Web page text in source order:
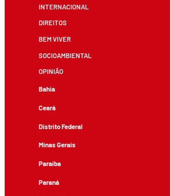
INTERNACIONAL
DIREITOS
BEM VIVER
SOCIOAMBIENTAL
OPINIÃO
Bahia
Ceará
Distrito Federal
Minas Gerais
Paraíba
Paraná